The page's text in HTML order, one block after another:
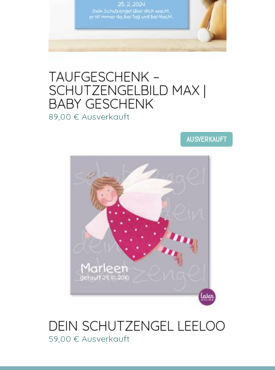
TAUFGESCHENK –
SCHUTZENGELBILD MAX |
BABY GESCHENK
89,00 € Ausverkauft
AUSVERKAUFT
DEIN SCHUTZENGEL LEELOO
59,00 € Ausverkauft